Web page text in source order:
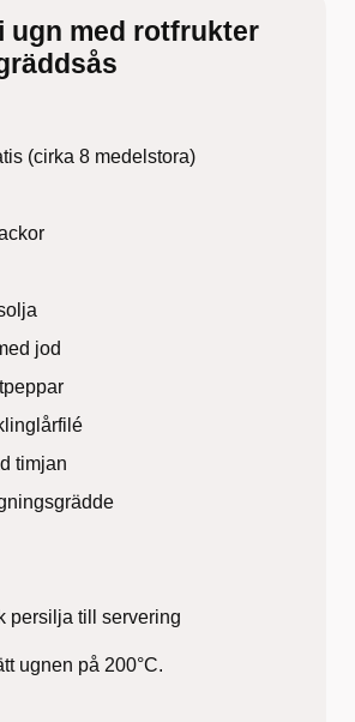
ugn med rotfrukter
(cirka 8 medelstora)
jod
timjan
persilja till servering
ugnen på 200°C.